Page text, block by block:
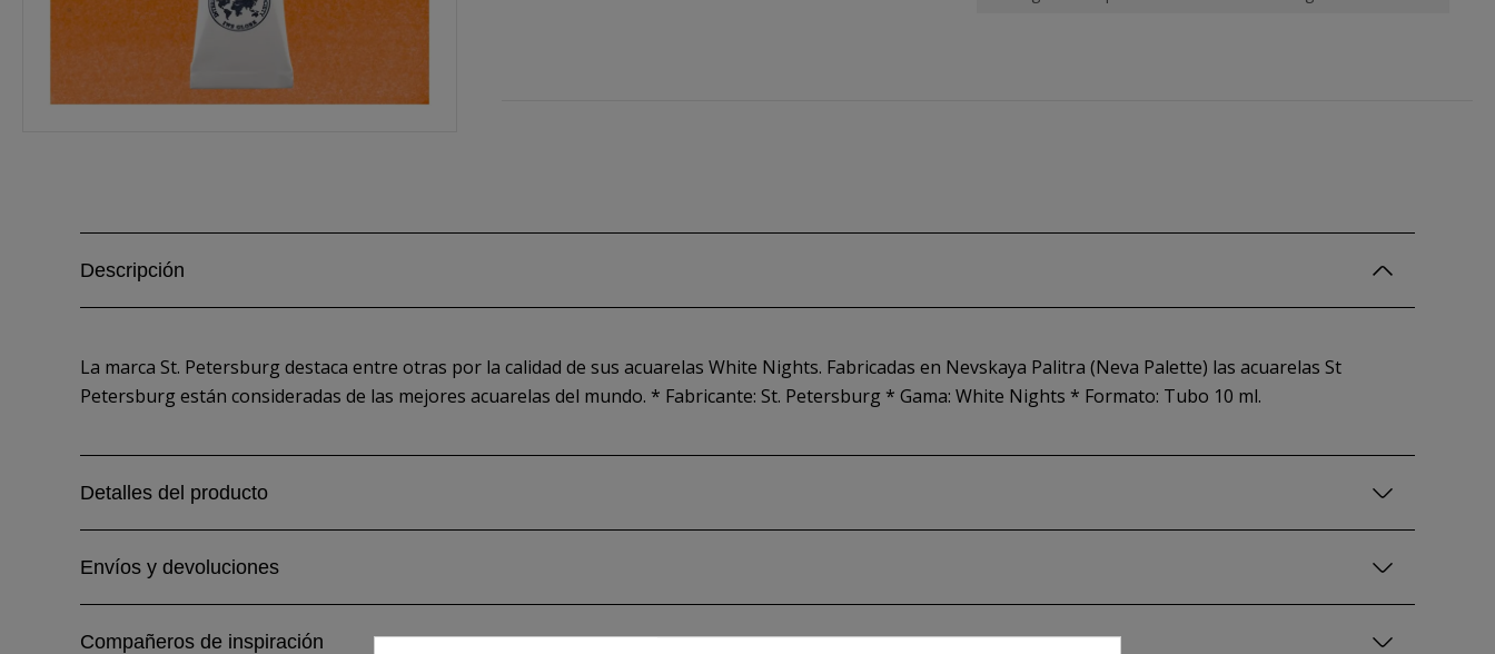
Descripción
La marca St. Petersburg destaca entre otras por la calidad de sus acuarelas White Nights. Fabricadas en Nevskaya Palitra (Neva Palette) las acuarelas St
Petersburg están consideradas de las mejores acuarelas del mundo. * Fabricante: St. Petersburg * Gama: White Nights * Formato: Tubo 10 ml.
Detalles del producto
Envíos y devoluciones
Compañeros de inspiración